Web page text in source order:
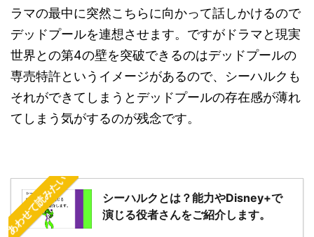
ラマの最中に突然こちらに向かって話しかけるので
デッドプールを連想させます。ですがドラマと現実
世界との第4の壁を突破できるのはデッドプールの
専売特許というイメージがあるので、シーハルクも
それができてしまうとデッドプールの存在感が薄れ
てしまう気がするのが残念です。
あわせて読みたい
シーハルクとは？能力やDisney+で
演じる役者さんをご紹介します。